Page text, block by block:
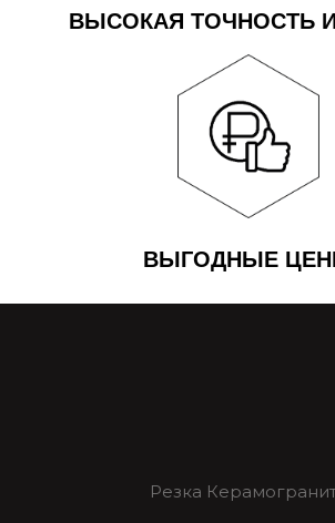
ВЫСОКАЯ ТОЧНОСТЬ
ВЫГОДНЫЕ
Резка